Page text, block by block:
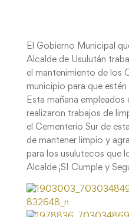
El Gobierno Municipal
Alcalde de Usulután
el mantenimiento de los
municipio para que
Esta mañana
realizaron trabajos de
el Cementerio Sur de
de mantener limpio y
para los usulutecos que
Alcalde ¡SI Cumple y